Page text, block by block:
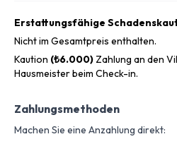
Erstattungsfähige
Nicht im Gesamtpreis enthalten.
Kaution (₺6.000) Zahlung an den
Hausmeister beim Check-in.
Zahlungsmethoden
Machen Sie eine Anzahlung direkt: